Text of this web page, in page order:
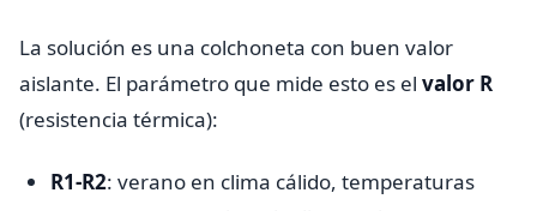
La solución es una colchoneta con buen valor
aislante. El parámetro que mide esto es el valor R
(resistencia térmica):
R1-R2: verano en clima cálido, temperaturas